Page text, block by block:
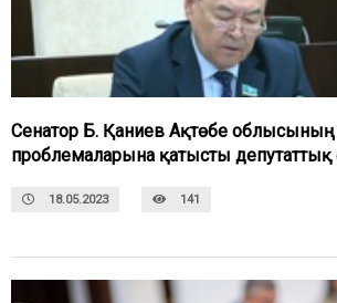
Сенатор Б. Қаниев Ақтөбе
проблемаларына қатысты
18.05.2023 141